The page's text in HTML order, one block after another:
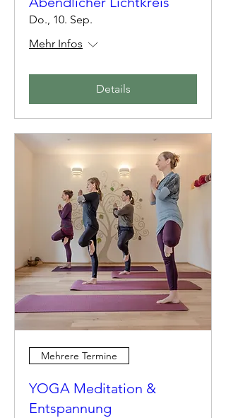
Do., 10. Sep.
Mehr Infos
Details
Mehrere Termine
YOGA Meditation &
Entspannung